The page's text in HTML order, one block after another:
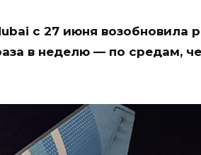
с 27 июня возобновила
в неделю — по средам,